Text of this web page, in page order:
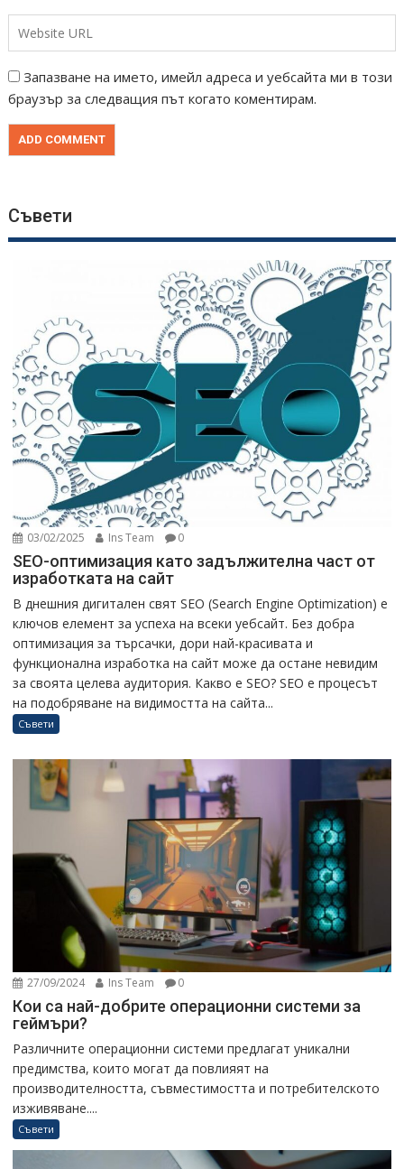
Запазване на името, имейл адреса и уебсайта ми в този
браузър за следващия път когато коментирам.
Съвети
03/02/2025 Ins Team 0
SEO-оптимизация като задължителна част от
изработката на сайт
В днешния дигитален свят SEO (Search Engine Optimization) е
ключов елемент за успеха на всеки уебсайт. Без добра
оптимизация за търсачки, дори най-красивата и
функционална изработка на сайт може да остане невидим
за своята целева аудитория. Какво е SEO? SEO е процесът
на подобряване на видимостта на сайта...
Съвети
27/09/2024 Ins Team 0
Кои са най-добрите операционни системи за
геймъри?
Различните операционни системи предлагат уникални
предимства, които могат да повлияят на
производителността, съвместимостта и потребителското
изживяване....
Съвети